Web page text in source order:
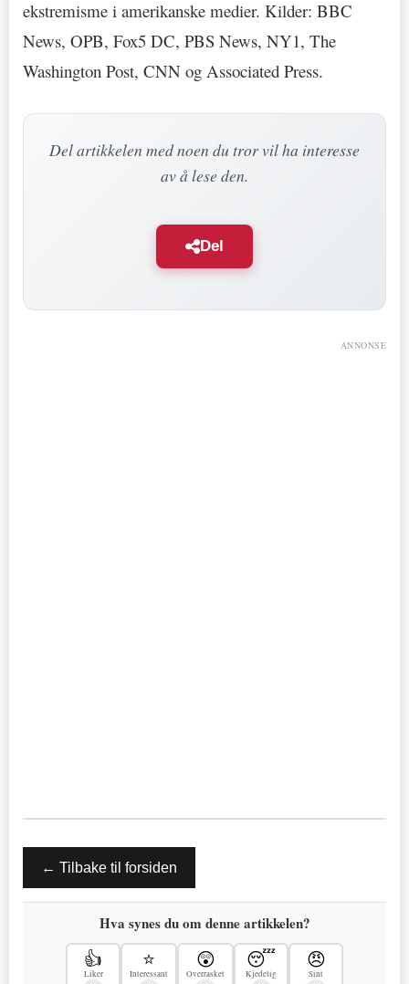
ekstremisme i amerikanske medier. Kilder: BBC
News, OPB, Fox5 DC, PBS News, NY1, The
Washington Post, CNN og Associated Press.
Del artikkelen med noen du tror vil ha interesse
av å lese den.
Del
ANNONSE
← Tilbake til forsiden
Hva synes du om denne artikkelen?
👍
Liker
⭐
Interessant
😲
Overrasket
😴
Kjedelig
😠
Sint